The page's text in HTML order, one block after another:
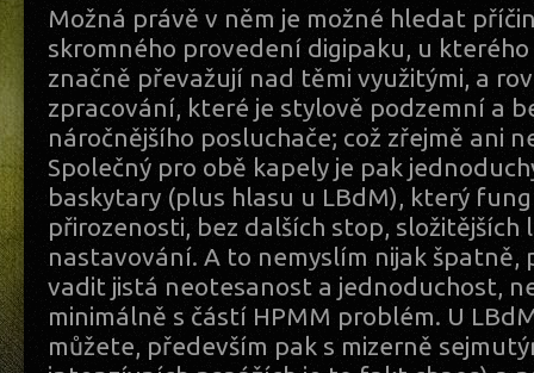
Možná právě v něm je možné hledat
skromného provedení digipaku, u
značně převažují nad těmi využitými, a
zpracování, které je stylově podzemní a
náročnějšího posluchače; což zřejmě ani
Společný pro obě kapely je pak
baskytary (plus hlasu u LBdM), který
přirozenosti, bez dalších stop, složitějších
nastavování. A to nemyslím nijak špatně,
vadit jistá neotesanost a jednoduchost,
minimálně s částí HPMM problém. U
můžete, především pak s mizerně